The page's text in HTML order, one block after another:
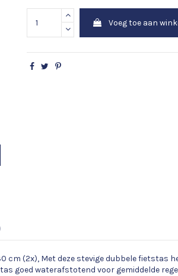
Voeg toe aan
cm (2x), Met deze stevige dubbele
goed waterafstotend voor gemiddelde